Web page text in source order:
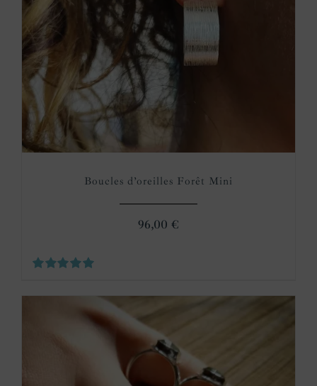
Boucles d’oreilles Forêt Mini
96,00 €